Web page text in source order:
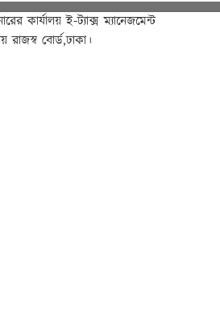
কার্যালয় ই-ট্যাক্স ম্যানেজমেন্ট
রাজস্ব বোর্ড,ঢাকা।